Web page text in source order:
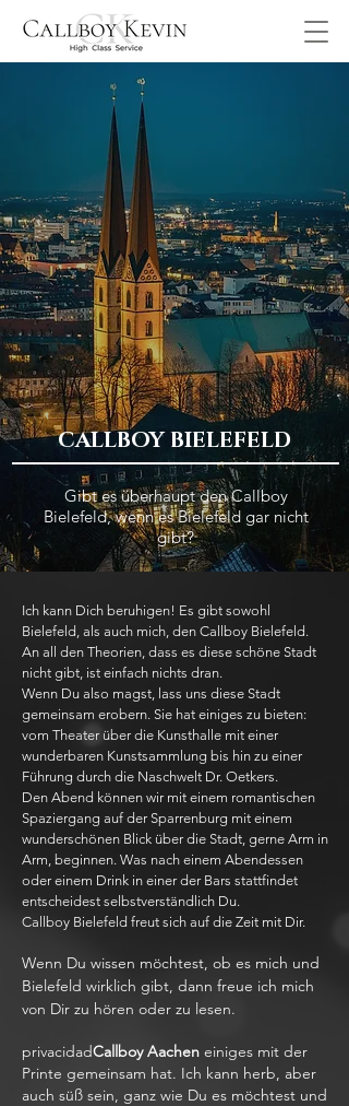
CALLBOY BIELEFELD
Gibt es überhaupt den Callboy
Bielefeld, wenn es Bielefeld gar nicht
gibt?
Ich kann Dich beruhigen! Es gibt sowohl
Bielefeld, als auch mich, den Callboy Bielefeld.
An all den Theorien, dass es diese schöne Stadt
nicht gibt, ist einfach nichts dran.
Wenn Du also magst, lass uns diese Stadt
gemeinsam erobern. Sie hat einiges zu bieten:
vom Theater über die Kunsthalle mit einer
wunderbaren Kunstsammlung bis hin zu einer
Führung durch die Naschwelt Dr. Oetkers.
Den Abend können wir mit einem romantischen
Spaziergang auf der Sparrenburg mit einem
wunderschönen Blick über die Stadt, gerne Arm in
Arm, beginnen. Was nach einem Abendessen
oder einem Drink in einer der Bars stattfindet
entscheidest selbstverständlich Du.
Callboy Bielefeld freut sich auf die Zeit mit Dir.
Wenn Du wissen möchtest, ob es mich und
Bielefeld wirklich gibt, dann freue ich mich
von Dir zu hören oder zu lesen.
privacidadCallboy Aachen einiges mit der
Printe gemeinsam hat. Ich kann herb, aber
auch süß sein, ganz wie Du es möchtest und